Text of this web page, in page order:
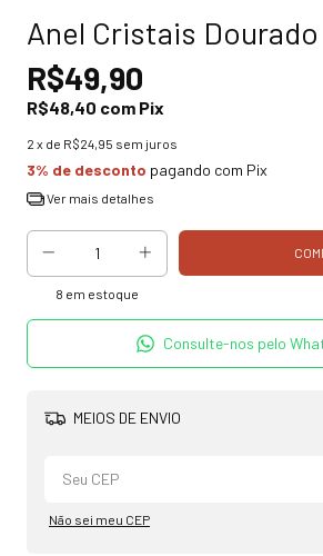
Anel Cristais Dourado
R$49,90
R$48,40 com Pix
2 x de R$24,95 sem juros
3% de desconto pagando com Pix
Ver mais detalhes
8 em estoque
Consulte-nos pelo
MEIOS DE ENVIO
Não sei meu CEP